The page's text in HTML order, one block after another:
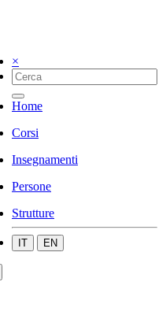
×
Home
Corsi
Insegnamenti
Persone
Strutture
IT EN